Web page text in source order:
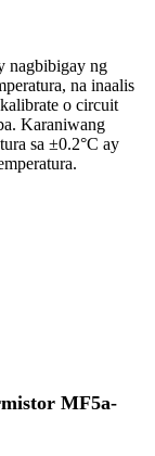
nagbibigay ng
na inaalis
o circuit
Karaniwang
sa ±0.2°C ay
MF5a-